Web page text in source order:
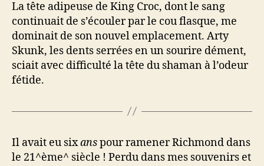
La tête adipeuse de King Croc, dont le sang
continuait de s’écouler par le cou flasque, me
dominait de son nouvel emplacement. Arty
Skunk, les dents serrées en un sourire dément,
sciait avec difficulté la tête du shaman à l’odeur
fétide.
Il avait eu sixanspour ramener Richmond dans
le 21^ème^ siècle ! Perdu dans mes souvenirs et